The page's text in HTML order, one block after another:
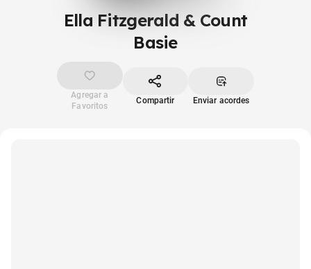
Ella Fitzgerald & Count
Basie
Agregar a
Favoritos
Compartir Enviar acordes